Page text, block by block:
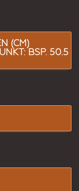
(CM)
BSP. 50.5